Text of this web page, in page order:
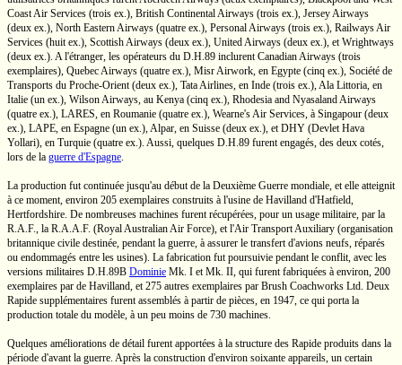
Coast Air Services (trois ex.), British Continental Airways (trois ex.), Jersey Airways
(deux ex.), North Eastern Airways (quatre ex.), Personal Airways (trois ex.), Railways Air
Services (huit ex.), Scottish Airways (deux ex.), United Airways (deux ex.), et Wrightways
(deux ex.). A l'étranger, les opérateurs du D.H.89 inclurent Canadian Airways (trois
exemplaires), Quebec Airways (quatre ex.), Misr Airwork, en Egypte (cinq ex.), Société de
Transports du Proche-Orient(deux ex.), Tata Airlines, en Inde (trois ex.), Ala Littoria, en
Italie (un ex.), Wilson Airways, au Kenya (cinq ex.), Rhodesia and Nyasaland Airways
(quatre ex.), LARES, en Roumanie (quatre ex.), Wearne's Air Services, à Singapour (deux
ex.), LAPE, en Espagne (un ex.), Alpar, en Suisse (deux ex.), et DHY (Devlet Hava
Yollari), en Turquie (quatre ex.). Aussi, quelques D.H.89 furent engagés, des deux cotés,
lors de la guerre d'Espagne.
La production fut continuée jusqu'au début de la Deuxième Guerre mondiale, et elle atteignit
à ce moment, environ 205 exemplaires construits à l'usine de Havilland d'Hatfield,
Hertfordshire. De nombreuses machines furent récupérées, pour un usage militaire, par la
R.A.F., la R.A.A.F. (Royal Australian Air Force), et l'Air Transport Auxiliary (organisation
britannique civile destinée, pendant la guerre, à assurer le transfert d'avions neufs, réparés
ou endommagés entre les usines). La fabrication fut poursuivie pendant le conflit, avec les
versions militaires D.H.89B Dominie Mk. I etMk. II, qui furent fabriquées à environ, 200
exemplaires par de Havilland, et 275 autres exemplaires par Brush Coachworks Ltd. Deux
Rapide supplémentaires furent assemblés à partir de pièces, en 1947, ce qui porta la
production totale du modèle, à un peu moins de 730 machines.
Quelques améliorations de détail furent apportées à la structure des Rapide produits dans la
période d'avant la guerre. Après la construction d'environ soixante appareils, un certain